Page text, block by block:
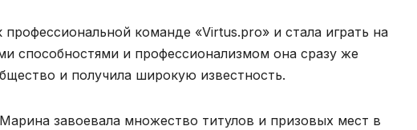
команде «Virtus.pro» и стала играть на
способностями и профессионализмом она сразу же
и получила широкую известность.
завоевала множество титулов и призовых мест в